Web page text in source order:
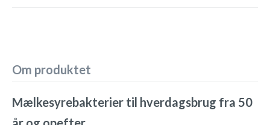
Om produktet
Mælkesyrebakterier til hverdagsbrug fra 50